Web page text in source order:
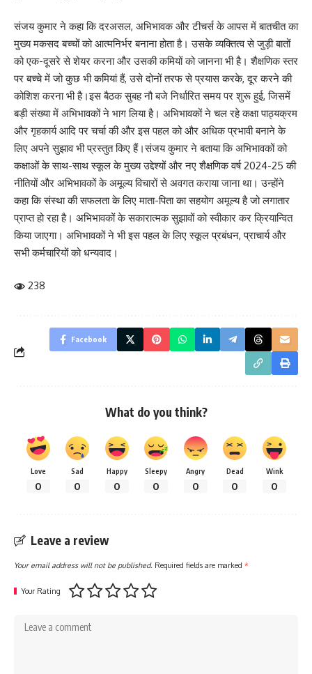
संजय कुमार ने कहा कि दरअसल, अभिभावक और टीचर्स के आपस में बातचीत का
मुख्य मकसद बच्चों को आत्मनिर्भर बनाना होता है। उसके व्यक्तित्व से जुड़ी बातों
को एक-दूसरे से शेयर करना और उसकी कमियों को जानना भी है। शैक्षणिक स्तर
पर बच्चे में जो कुछ भी कमियां हैं, उसे दोनों तरफ से प्रयास करके, दूर करने की
कोशिश करना भी है।इस बैठक सुबह नौ बजे निर्धारित समय पर शुरू हुई, जिसमें
बड़ी संख्या में अभिभावकों ने भाग लिया है। अभिभावकों ने चल रहे कक्षा पाठ्यक्रम
और गृहकार्य आदि पर चर्चा की और इस पहल को और अधिक प्रभावी बनाने के
लिए अपने सुझाव भी प्रस्तुत किए हैं।संजय कुमार ने बताया कि अभिभावकों को
कक्षाओं के साथ-साथ स्कूल के मुख्य उद्देश्यों और नए शैक्षणिक वर्ष 2024-25 की
नीतियों और अभिभावकों के अमूल्य विचारों से अवगत कराया जाना था। उन्होंने
कहा कि संस्था की सफलता के लिए माता-पिता का सहयोग अमूल्य है जो लगातार
प्राप्त हो रहा है। अभिभावकों के सकारात्मक सुझावों को स्वीकार कर क्रियान्वित
किया जाएगा। अभिभावकों ने भी इस पहल के लिए स्कूल प्रबंधन, प्राचार्य और
सभी कर्मचारियों को धन्यवाद।
238
Facebook
What do you think?
Love
0
Sad
0
Happy
0
Sleepy
0
Angry
0
Dead
0
Wink
0
Leave a review
Your email address will not be published. Required fields are marked *
Your Rating